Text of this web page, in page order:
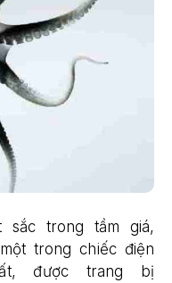
sắc trong tầm giá,
trong chiếc điện
được trang bị